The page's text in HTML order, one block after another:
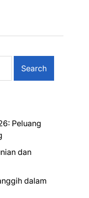
Peluang
dan
dalam